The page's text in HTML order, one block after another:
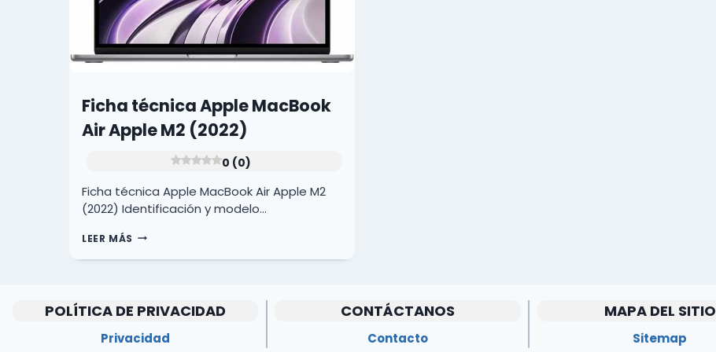
Ficha técnica Apple MacBook
Air Apple M2 (2022)
0 (0)
Ficha técnica Apple MacBook Air Apple M2
(2022) Identificación y modelo…
LEER MÁS FICHA
APPLE
APPLE
(2022)
POLÍTICA DE PRIVACIDAD
Privacidad
CONTÁCTANOS
Contacto
MAPA DEL SITIO
Sitemap